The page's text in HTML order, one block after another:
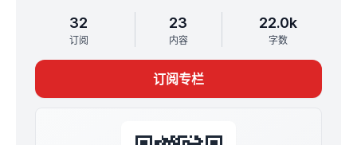
3. 在寻求社群或者在建立自己的社群的朋友。
《全球概览》每一章都是由一张张豆腐块条目组成的。
「社群」这章粗算有约 200 个条目，我们每个星期会更新
两次。全部读完大概需要 3 个月。如果你有兴趣，也可以
现在开始和我们一起阅读，在留言处分享你的批注、延伸
阅读和想法。
Catalog，这里可以下载到高清且可检索的高清版本：
32
订阅
23
内容
22.0k
字数
订阅专栏